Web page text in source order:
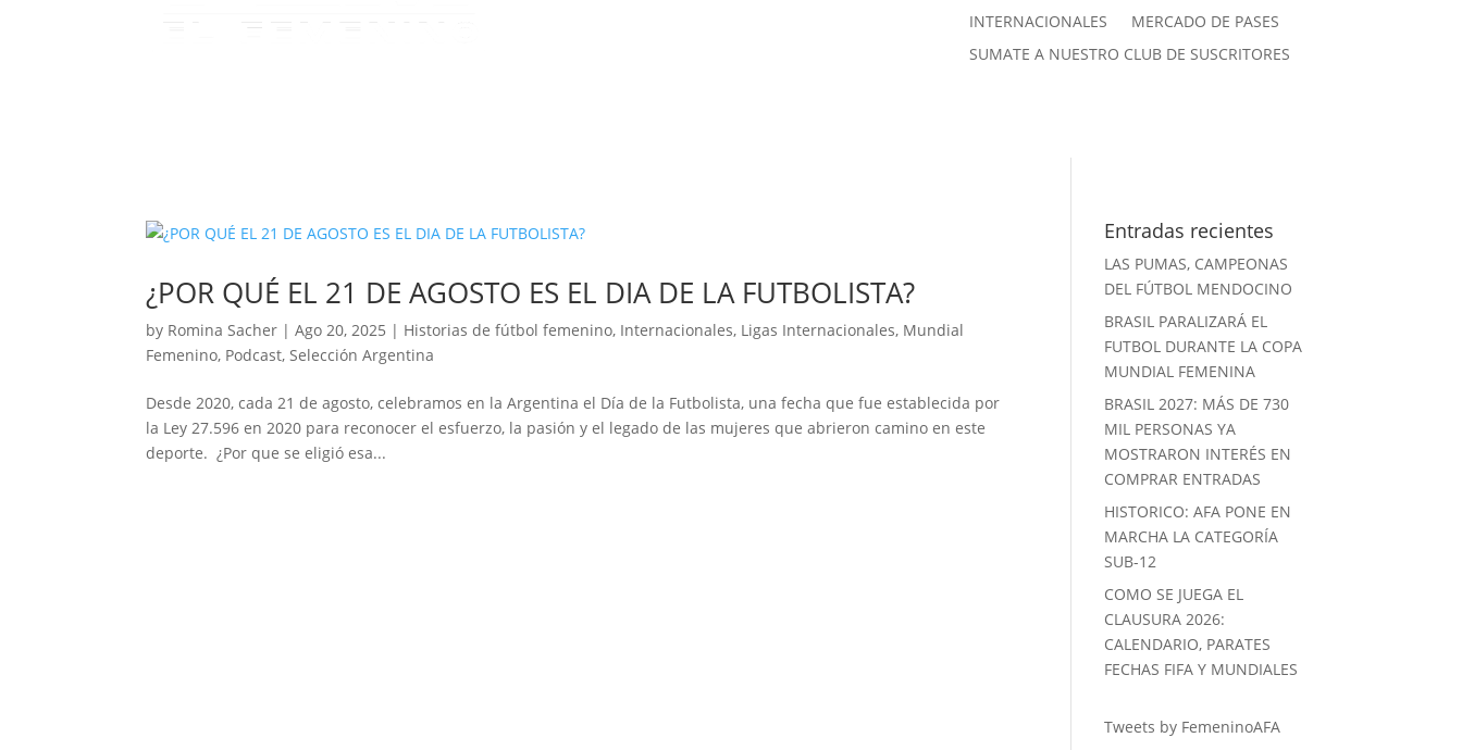
INTERNACIONALES
MERCADO DE PASES
SUMATE A NUESTRO CLUB DE SUSCRITORES
¿POR QUÉ EL 21 DE AGOSTO ES EL DIA DE LA FUTBOLISTA?
by Romina Sacher |Ago 20, 2025 | Historias de fútbol femenino, Internacionales, Ligas Internacionales, Mundial
Femenino, Podcast,Selección Argentina
Desde 2020, cada 21 de agosto, celebramos en la Argentina el Día de la Futbolista, una fecha que fue establecida por
la Ley 27.596 en 2020 para reconocer el esfuerzo, la pasión y el legado de las mujeres que abrieron camino en este
deporte. ¿Por que se eligió esa...
Entradas recientes
LAS PUMAS, CAMPEONAS
DEL FÚTBOL MENDOCINO
BRASIL PARALIZARÁ EL
FUTBOL DURANTE LA COPA
MUNDIAL FEMENINA
BRASIL 2027: MÁS DE 730
MIL PERSONAS YA
MOSTRARON INTERÉS EN
COMPRAR ENTRADAS
HISTORICO: AFA PONE EN
MARCHA LA CATEGORÍA
SUB-12
COMO SE JUEGA EL
CLAUSURA 2026:
CALENDARIO, PARATES
FECHAS FIFA Y MUNDIALES
Tweets by FemeninoAFA